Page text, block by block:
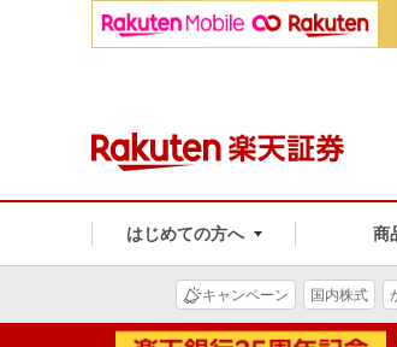
はじめての方へ 商
キャンペーン 国内株式